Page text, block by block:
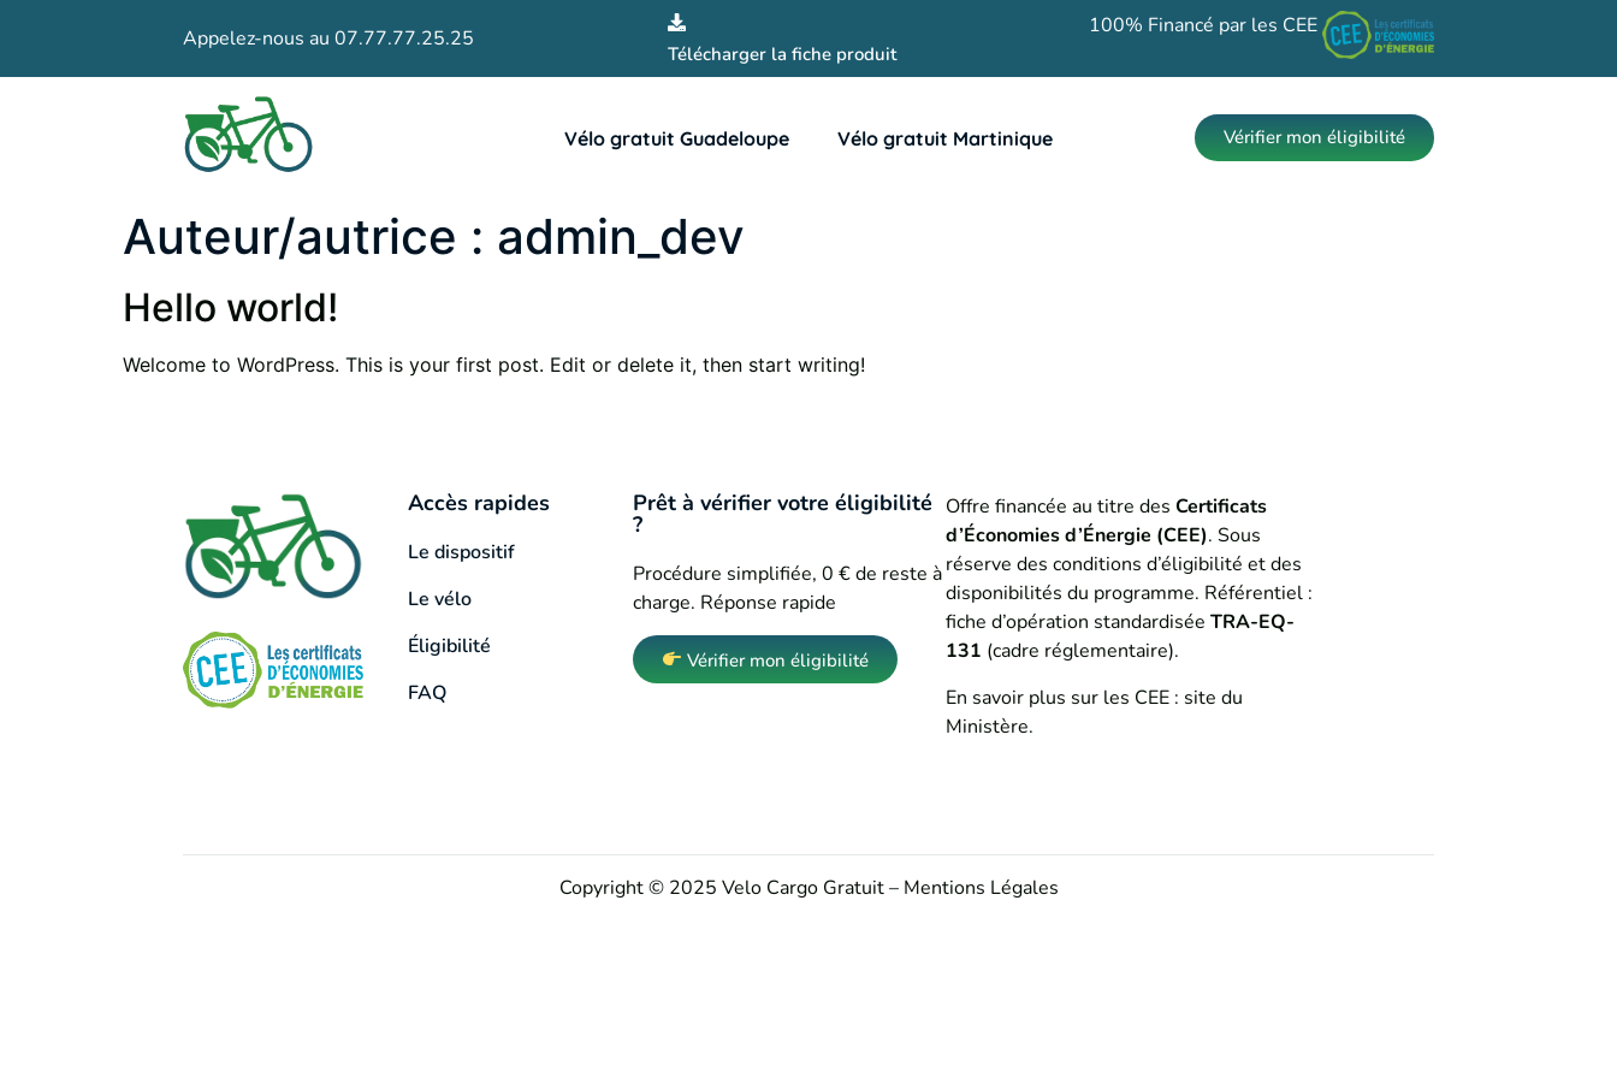
Appelez-nous au 07.77.77.25.25
Télécharger la fiche produit
100% Financé par les CEE
Vélo gratuit Guadeloupe Vélo gratuit Martinique Vérifier mon éligibilité
Auteur/autrice : admin_dev
Hello world!
Welcome to WordPress. This is your first post. Edit or delete it, then start writing!
Accès rapides
Le dispositif
Le vélo
Éligibilité
FAQ
Prêt à vérifier votre éligibilité
?
Procédure simplifiée, 0 € de reste à
charge. Réponse rapide
Vérifier mon éligibilité
Offre financée au titre desCertificats
d’Économies d’Énergie (CEE). Sous
réserve des conditions d’éligibilité et des
disponibilités du programme. Référentiel :
fiche d’opération standardiséeTRA-EQ-
131 (cadre réglementaire).
En savoir plus sur les CEE : site du
Ministère.
Copyright © 2025 Velo Cargo Gratuit – Mentions Légales